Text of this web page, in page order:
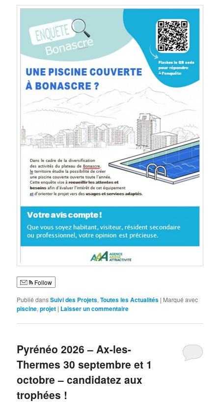
Follow
Publié dansSuivi des Projets,Toutes les Actualités | Marqué avec
piscine,projet | Laisser un commentaire
Pyrénéo 2026 – Ax-les-
Thermes 30 septembre et 1
octobre – candidatez aux
trophées !